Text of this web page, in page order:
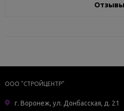
Отзывы
ООО "СТРОЙЦЕНТР"
г. Воронеж, ул. Донбасская, д. 21